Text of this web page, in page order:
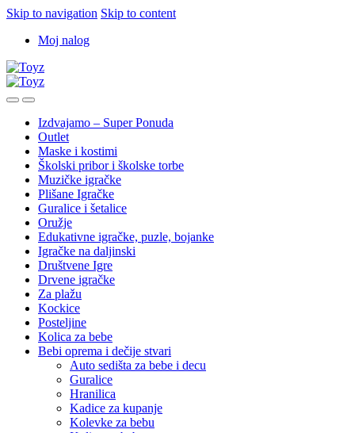
Skip to navigation Skip to content
Moj nalog
Izdvajamo – Super Ponuda
Outlet
Maske i kostimi
Školski pribor i školske torbe
Muzičke igračke
Plišane Igračke
Guralice i šetalice
Oružje
Edukativne igračke, puzle, bojanke
Igračke na daljinski
Društvene Igre
Drvene igračke
Za plažu
Kockice
Posteljine
Kolica za bebe
Bebi oprema i dečije stvari
Auto sedišta za bebe i decu
Guralice
Hranilica
Kadice za kupanje
Kolevke za bebu